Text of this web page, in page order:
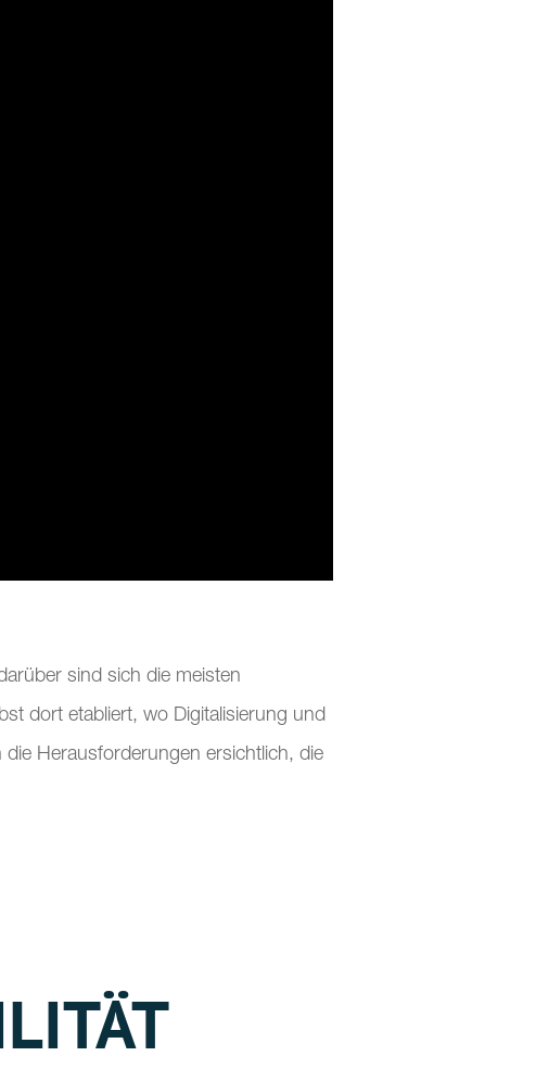
sind sich die meisten
dort etabliert, wo Digitalisierung und
Herausforderungen ersichtlich, die